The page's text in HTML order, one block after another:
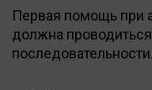
Первая помощь при
должна
последовательности.